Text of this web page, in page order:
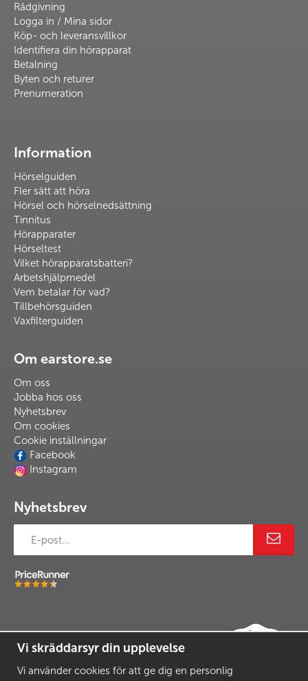
Rådgivning
Logga in / Mina sidor
Köp- och leveransvillkor
Identifiera din hörapparat
Betalning
Byten och returer
Prenumeration
Information
Hörselguiden
Fler sätt att höra
Hörsel och hörselnedsättning
Tinnitus
Hörapparater
Hörseltest
Vilket hörapparatsbatteri?
Arbetshjälpmedel
Vem betalar för vad?
Tillbehörsguiden
Vaxfilterguiden
Om earstore.se
Om oss
Jobba hos oss
Nyhetsbrev
Om cookies
Cookie inställningar
Facebook
Instagram
Nyhetsbrev
Vi skräddarsyr din upplevelse
Vi använder cookies för att ge dig en personlig